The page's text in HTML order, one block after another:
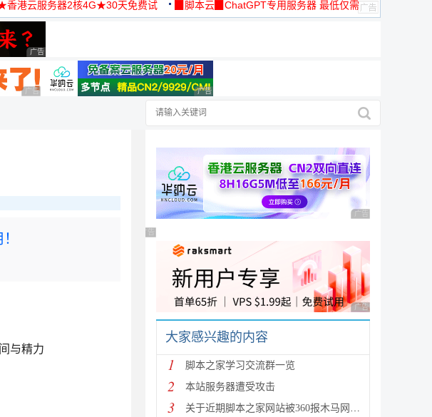
港云服务器2核4G★30天免费试
▉脚本云▉ChatGPT专用服务器 最低仅需
广告 商业广告，理性选择
广告 商业广告，理性选择 广告 商业广告，理性选择
与精力
广告 商业广告，理性
广告 商业广告，理性选择
广告 商业广告，理性
大家感兴趣的内容
1 脚本之家学习交流群一览
2 本站服务器遭受攻击
3 关于近期脚本之家网站被360报木马网站的声明